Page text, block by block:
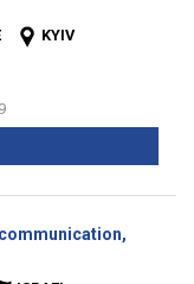
KYIV